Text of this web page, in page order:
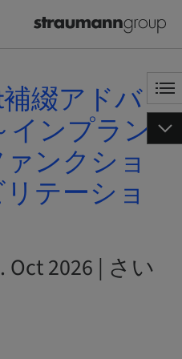
補綴アドバ
インプラン
ンクショ
テーショ
Oct 2026 | さい